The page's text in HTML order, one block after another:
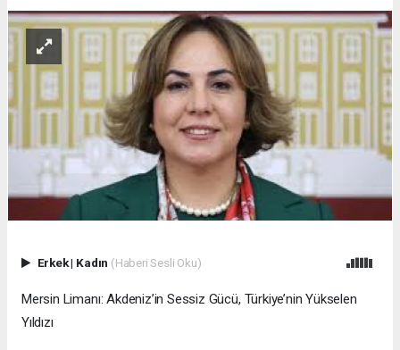
Erkek| Kadın (Haberi Sesli Oku)
Mersin Limanı: Akdeniz’in Sessiz Gücü, Türkiye’nin Yükselen
Yıldızı